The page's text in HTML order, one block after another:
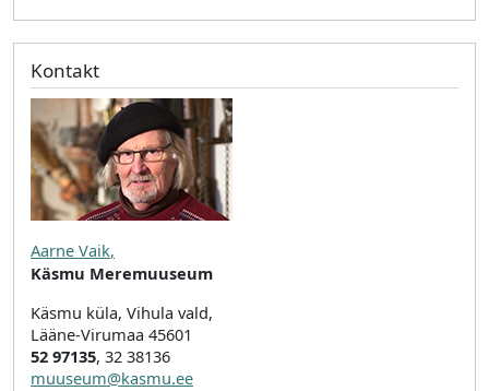
Kontakt
Aarne Vaik,
Käsmu Meremuuseum
Käsmu küla, Vihula vald,
Lääne-Virumaa 45601
52 97135, 32 38136
muuseum@kasmu.ee